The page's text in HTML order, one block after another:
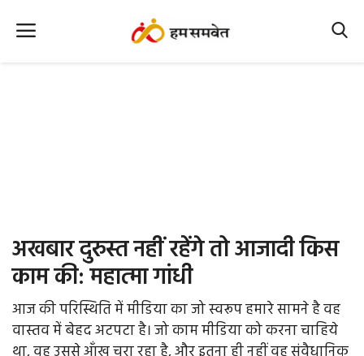
Office Office
Farm & Food
अखबार दुरुस्त नहीं रहेंगे तो आजादी किस
काम की: महात्मा गांधी
आज की परिस्थिति में मीडिया का जो स्वरूप हमारे सामने है वह
वास्तव में बेहद अटपटा है। जो काम मीडिया को करना चाहिये